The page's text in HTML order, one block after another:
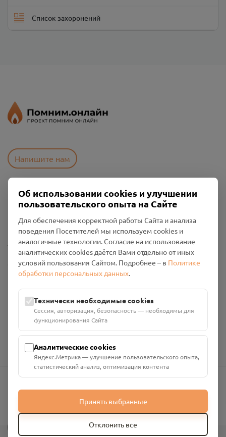
Список захоронений
Напишите нам
Пользовательское соглашение
Политика конфиденциальности
Промо-материалы
Настройки cookies
Общество с ограниченной ответственностью «Смоленский
Проект Помним»
Юридический адрес: 216790, Смоленская область, р-н
Руднянский, г. Рудня, улица Западная, д. 26А, пом. 18
Номер счёта: 40702810901130004287 в АО "АЛЬФА-БАНК"
Кор. счёт: 30101810200000000593
Об использовании cookies и улучшении
пользовательского опыта на Сайте
Для обеспечения корректной работы Сайта и анализа
поведения Посетителей мы используем cookies и
аналогичные технологии. Согласие на использование
аналитических cookies даётся Вами отдельно от иных
условий пользования Сайтом. Подробнее – в Политике
обработки персональных данных.
Технически необходимые cookies
Сессия, авторизация, безопасность — необходимы для
функционирования Сайта
Аналитические cookies
Яндекс.Метрика — улучшение пользовательского опыта,
статистический анализ, оптимизация контента
Принять выбранные
Отклонить все